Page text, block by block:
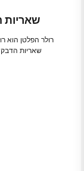
3.
רולר הפלטן הוא
שאריות הדבק